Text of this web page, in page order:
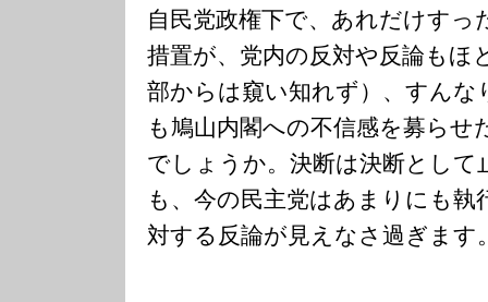
自民党政権下で、あれだけすっ
措置が、党内の反対や反論もほ
部からは窺い知れず）、すん
も鳩山内閣への不信感を募ら
でしょうか。決断は決断として
も、今の民主党はあまりにも執
対する反論が見えなさ過ぎます